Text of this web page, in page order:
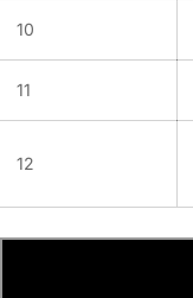
10
11
12